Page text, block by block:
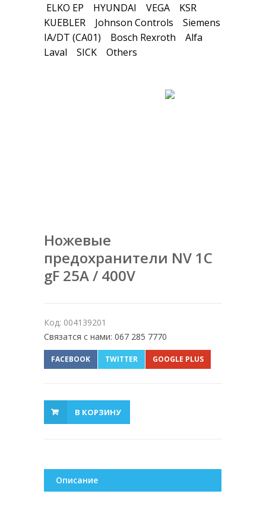
ELKO EP
HYUNDAI VEGA
KSR
KUEBLER
Johnson Controls
Siemens
IA/DT (CA01)
Bosch Rexroth
Alfa
Laval
SICK Others
Ножевые
предохранители NV 1C
gF 25A / 400V
Код: 004139201
Связатся с нами: 067 285 7770
FACEBOOK TWITTER GOOGLE PLUS
В КОРЗИНУ
Описание